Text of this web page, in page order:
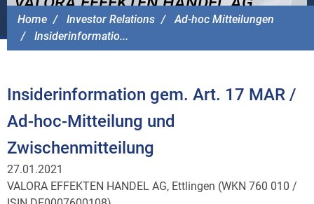
Home Investor Relations
Ad-hoc Mitteilungen
Insiderinformatio...
Insiderinformation gem. Art. 17 MAR /
Ad-hoc-Mitteilung und
Zwischenmitteilung
27.01.2021
VALORA EFFEKTEN HANDEL AG, Ettlingen (WKN 760 010 /